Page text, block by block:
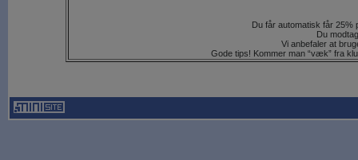
Du får automatisk får 25%
Du
Vi anbefaler at
Gode tips! Kommer man “væk” fra